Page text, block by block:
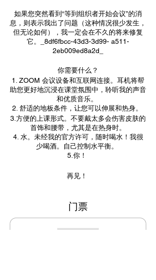
如果您突然看到“等到组织者开始会议”的消
息，则表示我出了问题（这种情况很少发生，
但无论如何），我一定会在不久的将来修复
它。_8df6fbcc-43d3-3d99- a511-
2eb009ed8a2d_
你需要什么？
1. ZOOM 会议设备和互联网连接。耳机将帮
助您更好地沉浸在课堂氛围中，聆听我的声音
和优质音乐。
2. 舒适的地板条件，让您可以伸展和热身。
3.方便的上课形式。不要戴太多会伤害皮肤的
首饰和腰带，尤其是在热身时。
4. 水。未经我的官方许可，随时喝水！我很
少喝酒。自己控制水平衡。
5.你！
再见！
门票